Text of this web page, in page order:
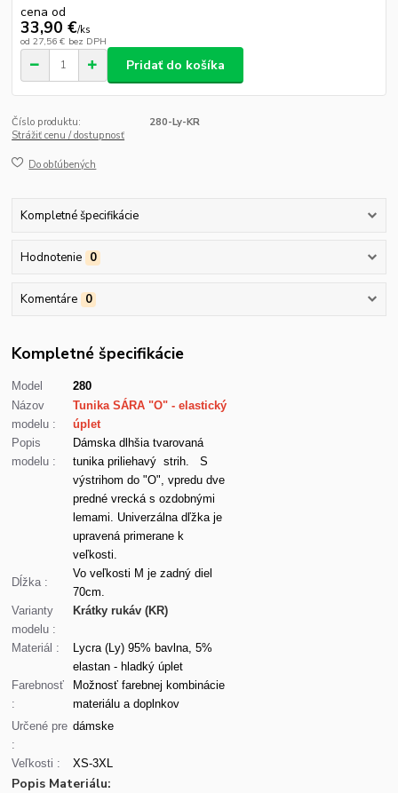
cena od
33,90 €/ks
od 27,56 € bez DPH
Pridať do košíka
Číslo produktu:
280-Ly-KR
Strážiť cenu / dostupnosť
Do obľúbených
Kompletné špecifikácie
Hodnotenie 0
Komentáre 0
Kompletné špecifikácie
Model
280
Názov
modelu :
Tunika SÁRA "O" - elastický
úplet
Popis
modelu :
Dámska dlhšia tvarovaná
tunika priliehavý strih. S
výstrihom do "O", vpredu dve
predné vrecká s ozdobnými
lemami. Univerzálna dľžka je
upravená primerane k
veľkosti.
Dĺžka :
Vo veľkosti M je zadný diel
70cm.
Varianty
modelu :
Krátky rukáv (KR)
Materiál :
Lycra (Ly) 95% bavlna, 5%
elastan - hladký úplet
Farebnosť
:
Možnosť farebnej kombinácie
materiálu a doplnkov
Určené pre
:
dámske
Veľkosti : XS-3XL
Popis Materiálu: